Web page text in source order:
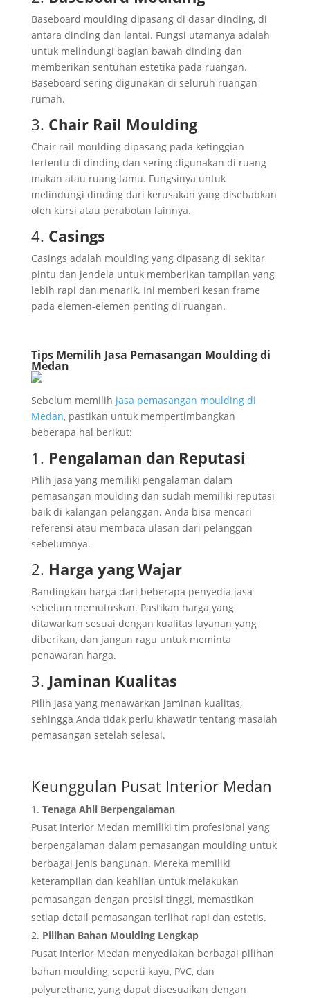
Baseboard moulding dipasang di dasar dinding, di
antara dinding dan lantai. Fungsi utamanya adalah
untuk melindungi bagian bawah dinding dan
memberikan sentuhan estetika pada ruangan.
Baseboard sering digunakan di seluruh ruangan
rumah.
3. Chair Rail Moulding
Chair rail moulding dipasang pada ketinggian
tertentu di dinding dan sering digunakan di ruang
makan atau ruang tamu. Fungsinya untuk
melindungi dinding dari kerusakan yang disebabkan
oleh kursi atau perabotan lainnya.
4. Casings
Casings adalah moulding yang dipasang di sekitar
pintu dan jendela untuk memberikan tampilan yang
lebih rapi dan menarik. Ini memberi kesan frame
pada elemen-elemen penting di ruangan.
Tips Memilih Jasa Pemasangan Moulding di
Medan
Sebelum memilih jasa pemasangan moulding di
Medan, pastikan untuk mempertimbangkan
beberapa hal berikut:
1. Pengalaman dan Reputasi
Pilih jasa yang memiliki pengalaman dalam
pemasangan moulding dan sudah memiliki reputasi
baik di kalangan pelanggan. Anda bisa mencari
referensi atau membaca ulasan dari pelanggan
sebelumnya.
2. Harga yang Wajar
Bandingkan harga dari beberapa penyedia jasa
sebelum memutuskan. Pastikan harga yang
ditawarkan sesuai dengan kualitas layanan yang
diberikan, dan jangan ragu untuk meminta
penawaran harga.
3. Jaminan Kualitas
Pilih jasa yang menawarkan jaminan kualitas,
sehingga Anda tidak perlu khawatir tentang masalah
pemasangan setelah selesai.
Keunggulan Pusat Interior Medan
Tenaga Ahli Berpengalaman
Pusat Interior Medan memiliki tim profesional yang
berpengalaman dalam pemasangan moulding untuk
berbagai jenis bangunan. Mereka memiliki
keterampilan dan keahlian untuk melakukan
pemasangan dengan presisi tinggi, memastikan
setiap detail pemasangan terlihat rapi dan estetis.
Pilihan Bahan Moulding Lengkap
Pusat Interior Medan menyediakan berbagai pilihan
bahan moulding, seperti kayu, PVC, dan
polyurethane, yang dapat disesuaikan dengan